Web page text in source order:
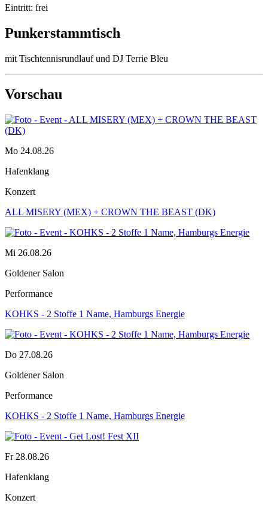
Eintritt: frei
Punkerstammtisch
mit Tischtennisrundlauf und DJ Terrie Bleu
Vorschau
Mo 24.08.26
Hafenklang
Konzert
ALL MISERY (MEX) + CROWN THE BEAST (DK)
Mi 26.08.26
Goldener Salon
Performance
KOHKS - 2 Stoffe 1 Name, Hamburgs Energie
Do 27.08.26
Goldener Salon
Performance
KOHKS - 2 Stoffe 1 Name, Hamburgs Energie
Fr 28.08.26
Hafenklang
Konzert